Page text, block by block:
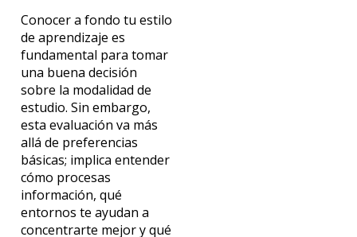
Conocer a fondo tu estilo
de aprendizaje es
fundamental para tomar
una buena decisión
sobre la modalidad de
estudio. Sin embargo,
esta evaluación va más
allá de preferencias
básicas; implica entender
cómo procesas
información, qué
entornos te ayudan a
concentrarte mejor y qué